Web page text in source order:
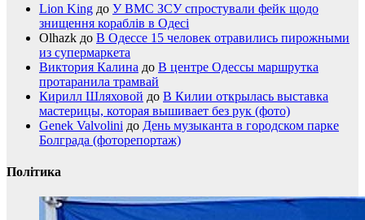
Lion King до У ВМС ЗСУ спростували фейк щодо
знищення кораблів в Одесі
Olhazk до В Одессе 15 человек отравились пирожными
из супермаркета
Виктория Калина до В центре Одессы маршрутка
протаранила трамвай
Кирилл Шляховой до В Килии открылась выставка
мастерицы, которая вышивает без рук (фото)
Genek Valvolini до День музыканта в городском парке
Болграда (фоторепортаж)
Політика